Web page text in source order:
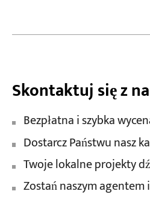
Skontaktuj się z
Bezpłatna i szybka
Dostarcz Państwu nasz
Twoje lokalne projekty
Zostań naszym